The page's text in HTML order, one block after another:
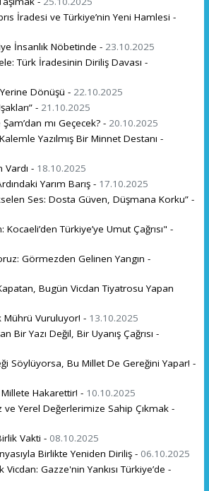
İradesi ve Türkiye’nin Yeni Hamlesi -
İnsanlık Nöbetinde - 23.10.2025
Türk İradesinin Diriliş Davası -
Dönüşü - 22.10.2025
- 21.10.2025
mı Geçecek? - 20.10.2025
Yazılmış Bir Minnet Destanı -
- 18.10.2025
Yarım Barış - 17.10.2025
Ses: Dosta Güven, Düşmana Korku” -
Türkiye’ye Umut Çağrısı" -
Görmezden Gelinen Yangın -
Bugün Vicdan Tiyatrosu Yapan
Mührü Vuruluyor! - 13.10.2025
Bir Yazı Değil, Bir Uyanış Çağrısı -
Söylüyorsa, Bu Millet De Gereğini Yapar! -
Millete Hakarettir! - 10.10.2025
ve Yerel Değerlerimize Sahip Çıkmak -
Vakti - 08.10.2025
Birlikte Yeniden Diriliş - 06.10.2025
Vicdan: Gazze'nin Yankısı Türkiye’de -